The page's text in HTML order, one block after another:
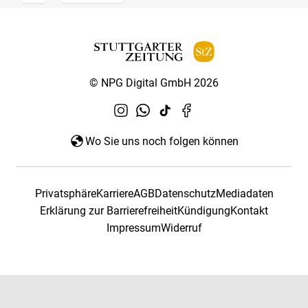
© NPG Digital GmbH 2026
Wo Sie uns noch folgen können
PrivatsphäreKarriereAGBDatenschutzMediadaten
Erklärung zur BarrierefreiheitKündigungKontakt
ImpressumWiderruf